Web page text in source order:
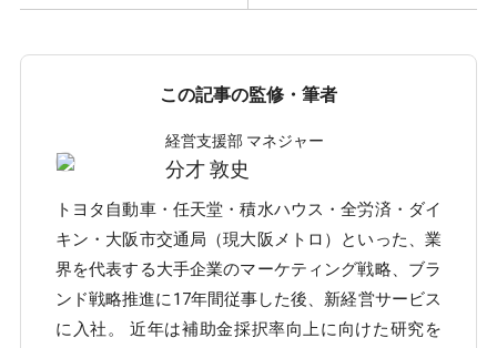
この記事の監修・筆者
経営支援部 マネジャー
分才 敦史
トヨタ自動車・任天堂・積水ハウス・全労済・ダイ
キン・大阪市交通局（現大阪メトロ）といった、業
界を代表する大手企業のマーケティング戦略、ブラ
ンド戦略推進に17年間従事した後、新経営サービス
に入社。 近年は補助金採択率向上に向けた研究を